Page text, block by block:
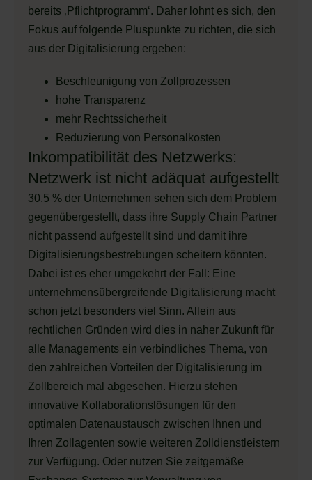
bereits ‚Pflichtprogramm‘. Daher lohnt es sich, den
Fokus auf folgende Pluspunkte zu richten, die sich
aus der Digitalisierung ergeben:
Beschleunigung von Zollprozessen
hohe Transparenz
mehr Rechtssicherheit
Reduzierung von Personalkosten
Inkompatibilität des Netzwerks:
Netzwerk ist nicht adäquat aufgestellt
30,5 % der Unternehmen sehen sich dem Problem
gegenübergestellt, dass ihre Supply Chain Partner
nicht passend aufgestellt sind und damit ihre
Digitalisierungsbestrebungen scheitern könnten.
Dabei ist es eher umgekehrt der Fall: Eine
unternehmensübergreifende Digitalisierung macht
schon jetzt besonders viel Sinn. Allein aus
rechtlichen Gründen wird dies in naher Zukunft für
alle Managements ein verbindliches Thema, von
den zahlreichen Vorteilen der Digitalisierung im
Zollbereich mal abgesehen. Hierzu stehen
innovative Kollaborationslösungen für den
optimalen Datenaustausch zwischen Ihnen und
Ihren Zollagenten sowie weiteren Zolldienstleistern
zur Verfügung. Oder nutzen Sie zeitgemäße